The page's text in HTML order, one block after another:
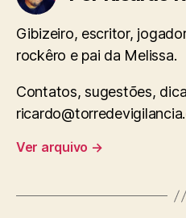
Gibizeiro, escritor,
rockêro e pai da Melissa.
Contatos, sugestões,
Ver arquivo →